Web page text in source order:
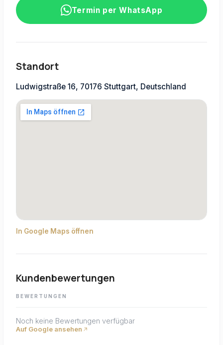
Termin per WhatsApp
Standort
Ludwigstraße 16, 70176 Stuttgart, Deutschland
In Google Maps öffnen
Kundenbewertungen
BEWERTUNGEN
Noch keine Bewertungen verfügbar
Auf Google ansehen